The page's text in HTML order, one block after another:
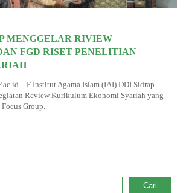
MENGGELAR RIVIEW
FGD RISET PENELITIAN
– F Institut Agama Islam (IAI) DDI Sidrap
Review Kurikulum Ekonomi Syariah yang
Group..
Cari